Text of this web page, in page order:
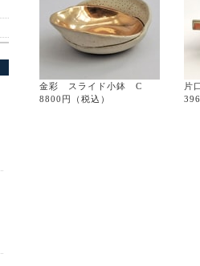
金彩 スライド小鉢 C
8800円（税込）
片